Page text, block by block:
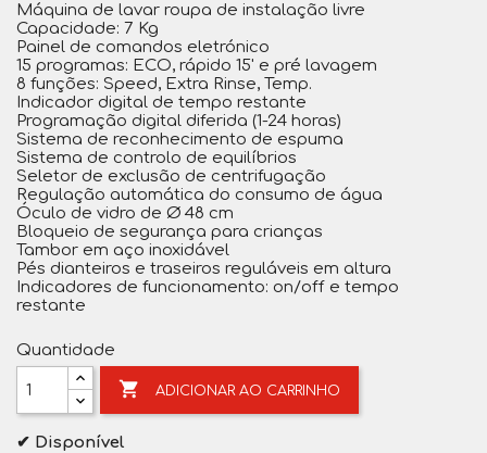
Máquina de lavar roupa de instalação livre
Capacidade: 7 Kg
Painel de comandos eletrónico
15 programas: ECO, rápido 15' e pré lavagem
8 funções: Speed, Extra Rinse, Temp.
Indicador digital de tempo restante
Programação digital diferida (1-24 horas)
Sistema de reconhecimento de espuma
Sistema de controlo de equilíbrios
Seletor de exclusão de centrifugação
Regulação automática do consumo de água
Óculo de vidro de Ø 48 cm
Bloqueio de segurança para crianças
Tambor em aço inoxidável
Pés dianteiros e traseiros reguláveis em altura
Indicadores de funcionamento: on/off e tempo
restante
Quantidade
 ADICIONAR AO CARRINHO
✔ Disponível